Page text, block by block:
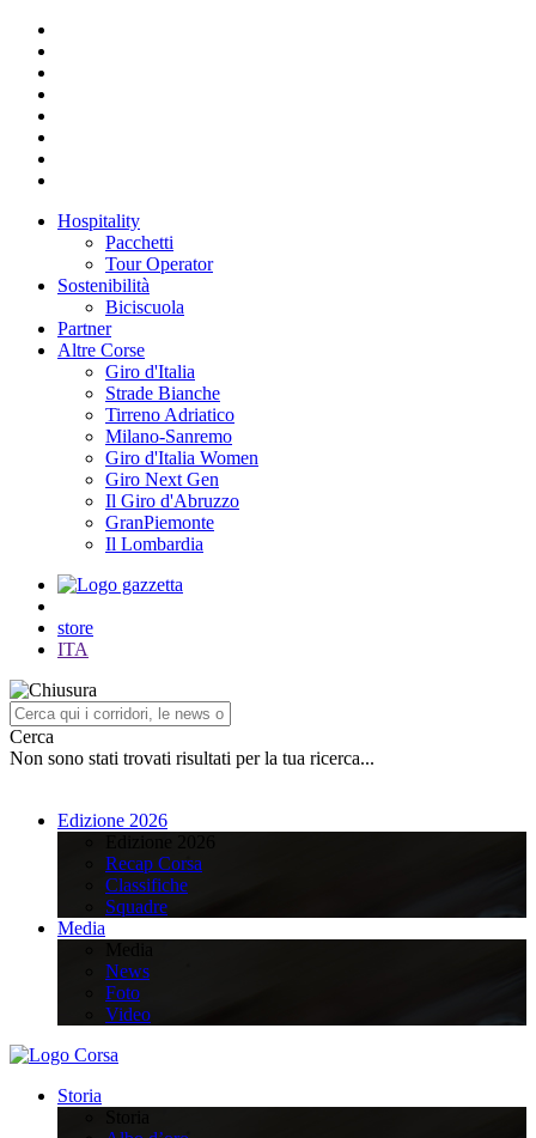
Hospitality
Pacchetti
Tour Operator
Sostenibilità
Biciscuola
Partner
Altre Corse
Giro d'Italia
Strade Bianche
Tirreno Adriatico
Milano-Sanremo
Giro d'Italia Women
Giro Next Gen
Il Giro d'Abruzzo
GranPiemonte
Il Lombardia
store
ITA
Cerca
Non sono stati trovati risultati per la tua ricerca...
Edizione 2026
Recap Corsa
Classifiche
Squadre
Media
News
Foto
Video
Storia